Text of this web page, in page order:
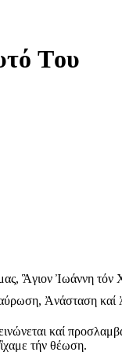
Tου
Ἃγιον Ἰωάννη
Ἀνάσταση
καί
τήν θέωση.